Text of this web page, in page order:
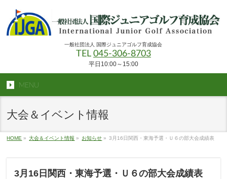
一般社団法人 国際ジュニアゴルフ育成協会
TEL 045-306-8703
平日10:00～15:00
MENU
大会＆イベント情報
HOME » 大会＆イベント情報 » お知らせ » 3月16日関西・東海予選・Ｕ６の部大会成績表
3月16日関西・東海予選・Ｕ６の部大会成績表